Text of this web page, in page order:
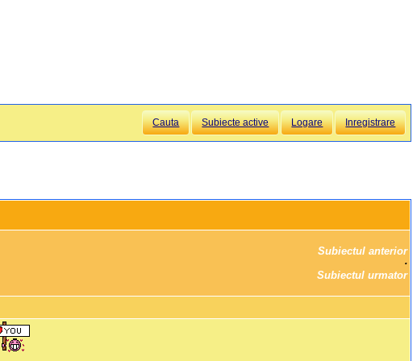
Cauta Subiecte active Logare Inregistrare
Subiectul anterior
Subiectul urmator